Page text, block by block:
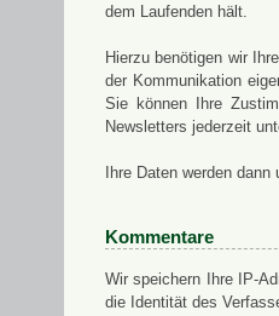
dem Laufenden hält.
Hierzu benötigen wir
der Kommunikation
Sie können Ihre
Newsletters jederzeit
Ihre Daten werden
Kommentare
Wir speichern Ihre IP-
die Identität des